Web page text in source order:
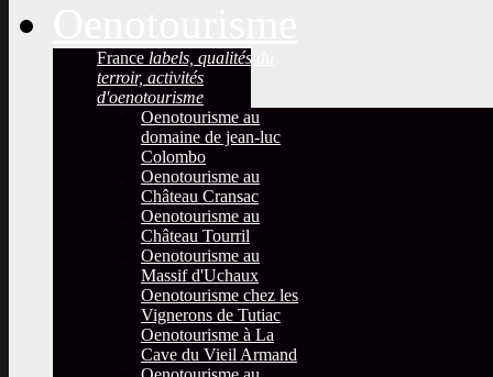
France labels, qualités du
terroir, activités
d'oenotourisme
Oenotourisme au
domaine de jean-luc
Colombo
Oenotourisme au
Château Cransac
Oenotourisme au
Château Tourril
Oenotourisme au
Massif d'Uchaux
Oenotourisme chez les
Vignerons de Tutiac
Oenotourisme à La
Cave du Vieil Armand